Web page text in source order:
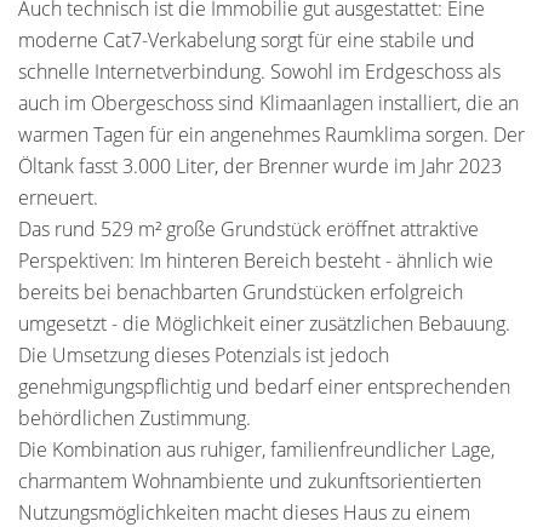
Auch technisch ist die Immobilie gut ausgestattet: Eine
moderne Cat7-Verkabelung sorgt für eine stabile und
schnelle Internetverbindung. Sowohl im Erdgeschoss als
auch im Obergeschoss sind Klimaanlagen installiert, die an
warmen Tagen für ein angenehmes Raumklima sorgen. Der
Öltank fasst 3.000 Liter, der Brenner wurde im Jahr 2023
erneuert.
Das rund 529 m² große Grundstück eröffnet attraktive
Perspektiven: Im hinteren Bereich besteht - ähnlich wie
bereits bei benachbarten Grundstücken erfolgreich
umgesetzt - die Möglichkeit einer zusätzlichen Bebauung.
Die Umsetzung dieses Potenzials ist jedoch
genehmigungspflichtig und bedarf einer entsprechenden
behördlichen Zustimmung.
Die Kombination aus ruhiger, familienfreundlicher Lage,
charmantem Wohnambiente und zukunftsorientierten
Nutzungsmöglichkeiten macht dieses Haus zu einem